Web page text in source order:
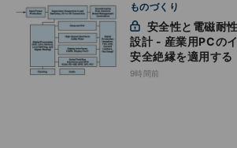
ものづくり
設計 - 産業用PCの
安全絶縁を適用する
9時間前